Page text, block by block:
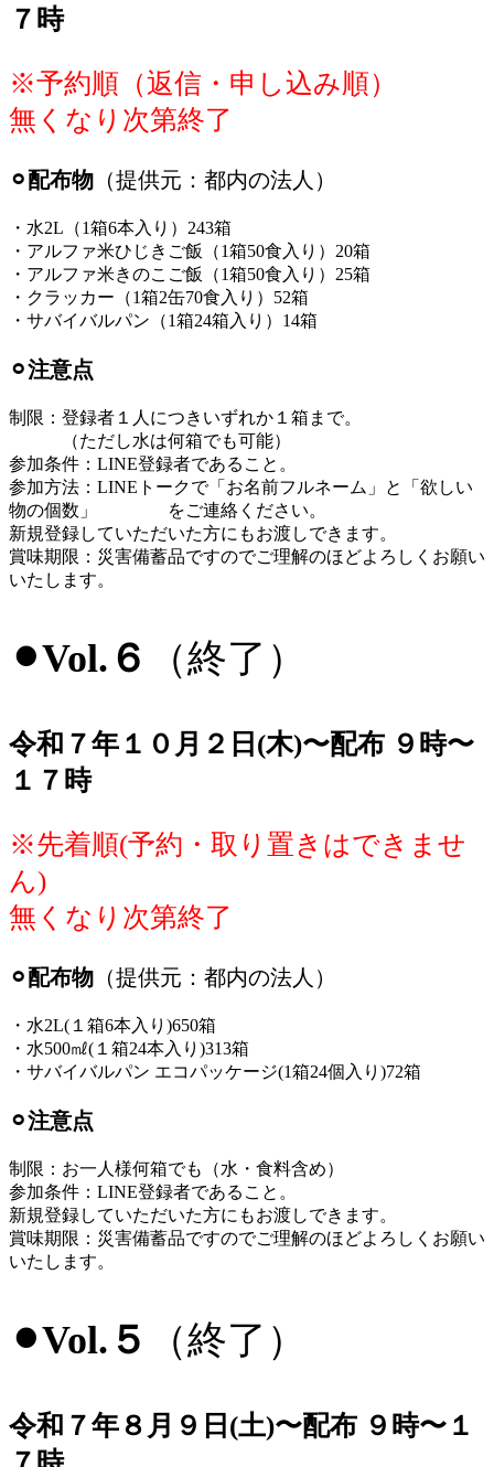
７時
※予約順（返信・申し込み順）
無くなり次第終了
⚪︎配布物 （提供元：都内の法人）
・水2L（1箱6本入り）243箱
・アルファ米ひじきご飯（1箱50食入り）20箱
・アルファ米きのこご飯（1箱50食入り）25箱
・クラッカー（1箱2缶70食入り）52箱
・サバイバルパン（1箱24箱入り）14箱
⚪︎注意点
制限：登録者１人につきいずれか１箱まで。
（ただし水は何箱でも可能）
参加条件：LINE登録者であること。
参加方法：LINEトークで「お名前フルネーム」と「欲しい
物の個数」 をご連絡ください。
新規登録していただいた方にもお渡しできます。
賞味期限：災害備蓄品ですのでご理解のほどよろしくお願い
いたします。
⚫︎Vol.６ （終了）
令和７年１０月２日(木)〜配布 ９時〜
１７時
※先着順(予約・取り置きはできませ
ん)
無くなり次第終了
⚪︎配布物 （提供元：都内の法人）
・水2L(１箱6本入り)650箱
・水500㎖(１箱24本入り)313箱
・サバイバルパン エコパッケージ(1箱24個入り)72箱
⚪︎注意点
制限：お一人様何箱でも（水・食料含め）
参加条件：LINE登録者であること。
新規登録していただいた方にもお渡しできます。
賞味期限：災害備蓄品ですのでご理解のほどよろしくお願い
いたします。
⚫︎Vol.５ （終了）
令和７年８月９日(土)〜配布 ９時〜１